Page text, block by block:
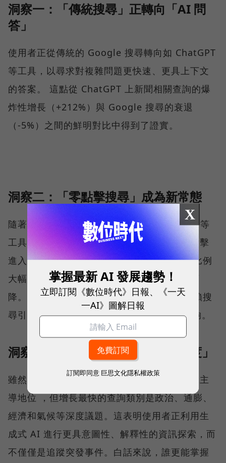
洞察一：「傳統搜尋」正轉向「AI 問
答」
使用者正從傳統的 Google 搜尋轉向如 ChatGPT
等工具，以尋求對複雜問題更快速、更具上下文
的答案。 這點從 ChatGPT 上新聞相關查詢的爆
炸性增長（+212%）與 Google 搜尋的衰退
（-5%）之間的鮮明對比中得到了證實。
洞察二：「零點擊搜尋」成為新常態
隨著 Google 的 AI Overviews 和 ChatGPT 等
工具直接在結果頁面提供答案，使用者無需點擊
進入新聞網站。 這導致了「零點擊搜尋」的比例
大幅上升，直接造成新聞出版商自然流量的下
降。 對新聞機構而言，這意味著長期以來依賴搜
尋引擎優化 (SEO) 來獲取流量的策略不再足夠。
洞察三：新聞從「即時」轉向「深度」
雖然對股票、金融等即時資訊的查詢仍然佔據主
導地位 ，但增長最快的查詢類別是政治、通膨、
經濟和氣候等深度議題。這表明使用者正利用生
成式 AI 進行更具意圖性、解釋性的資訊探索，而
不僅僅是追蹤突發事件。白話來說，誰更能掌握
X
掌握最新 AI 發展趨勢！
立即訂閱《數位時代》日報、《一天
一AI》圖解日報
訂閱即同意 巨思文化隱私權政策